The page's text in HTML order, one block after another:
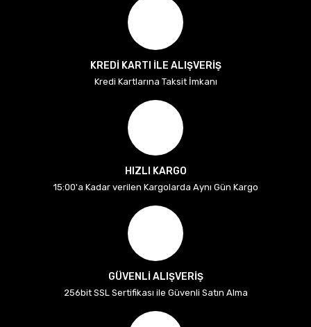
KREDİ KARTI İLE ALIŞVERİŞ
Kredi Kartlarına Taksit İmkanı
HIZLI KARGO
15:00'a Kadar verilen Kargolarda Aynı Gün Kargo
GÜVENLİ ALIŞVERİŞ
256bit SSL Sertifikası ile Güvenli Satın Alma